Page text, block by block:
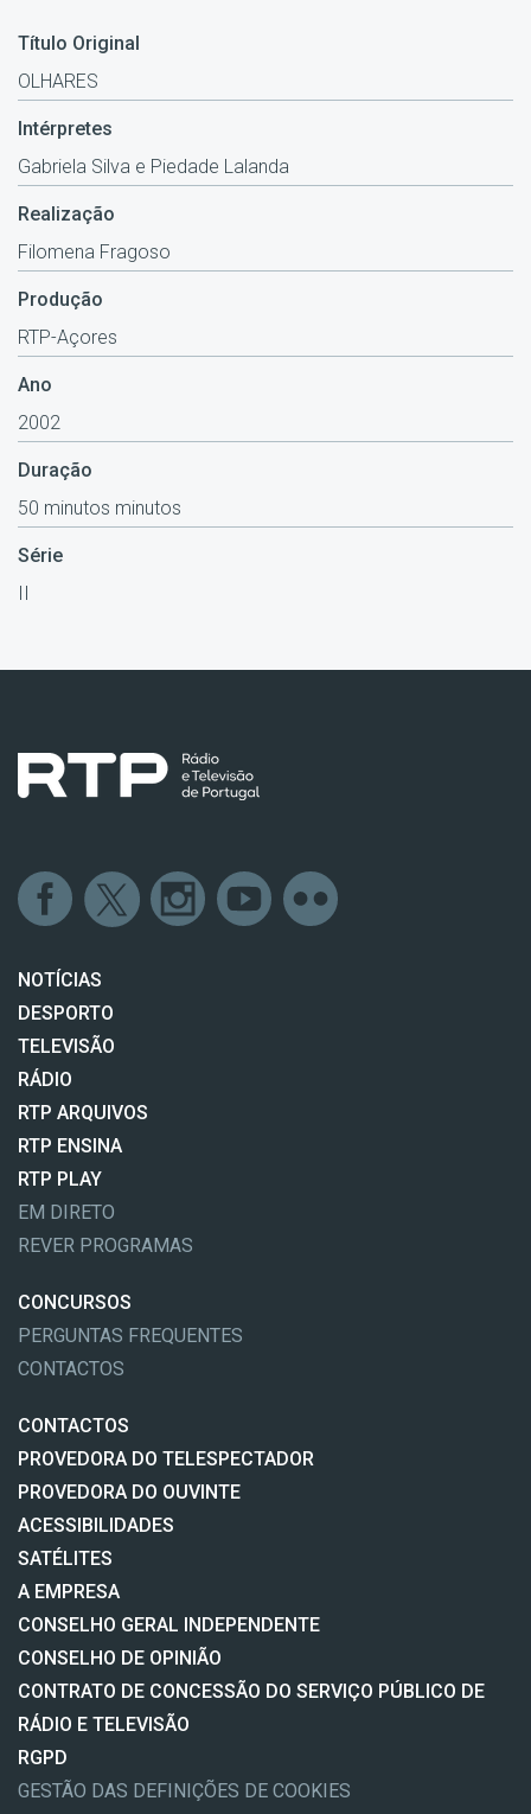
Título Original
OLHARES
Intérpretes
Gabriela Silva e Piedade Lalanda
Realização
Filomena Fragoso
Produção
RTP-Açores
Ano
2002
Duração
50 minutos minutos
Série
II
NOTÍCIAS
DESPORTO
TELEVISÃO
RÁDIO
RTP ARQUIVOS
RTP ENSINA
RTP PLAY
EM DIRETO
REVER PROGRAMAS
CONCURSOS
PERGUNTAS FREQUENTES
CONTACTOS
CONTACTOS
PROVEDORA DO TELESPECTADOR
PROVEDORA DO OUVINTE
ACESSIBILIDADES
SATÉLITES
A EMPRESA
CONSELHO GERAL INDEPENDENTE
CONSELHO DE OPINIÃO
CONTRATO DE CONCESSÃO DO SERVIÇO PÚBLICO DE
RÁDIO E TELEVISÃO
RGPD
GESTÃO DAS DEFINIÇÕES DE COOKIES